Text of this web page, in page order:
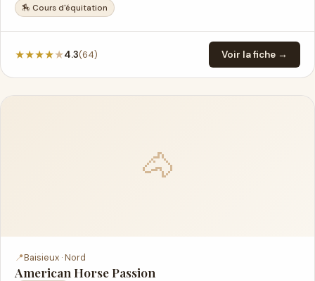
🏇 Cours d'équitation
★★★★★4.3(64) Voir la fiche →
🐴
📍Baisieux · Nord
American Horse Passion